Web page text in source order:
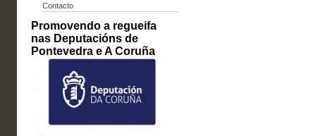
Contacto
Promovendo a regueifa
nas Deputacións de
Pontevedra e A Coruña